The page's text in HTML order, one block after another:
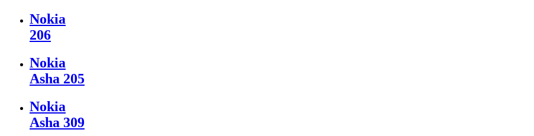
Nokia
206
Nokia
Asha 205
Nokia
Asha 309